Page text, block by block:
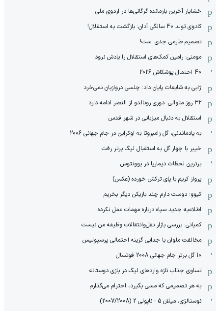
خشایار آخرین بازمانده گرگانی‌ها در اردوی ملی
کادوی تولد 40 سالگی آدان: بازگشت به استقلال!
تصمیم طارمی جدی است!
مومنی: رامین کمک‌های استقلال را یادش نرود
40 احتمال پوشکاش 2026
ژابی به شایعات پایان داد: چلسی دروازبان نمی‌خرد
۳۲ روز متوالی: دوری رونالدو از النصر ادامه دارد
استقلال به دنبال میزبانی در شهر قدس
به یادماندنی، گل زامبروتا به اوکراین در جام جهانی 2006
خیبر با چهار گل به استقبال لیگ برتر رفت
برترین لحظات دیماریا در یوونتوس
پرواز کریم با پای ترکش خورده (عکس)
کیوو: دوست دارم چند بازیکن دیگر بخریم
اطلاعیه جدید سپاه درباره مهمات عمل نکرده
کمپانی: بررسی بازار نقل‌وانتقالات وظیفه من نیست
مخالفت ملوان با جدایی گزینه احتمالی پرسپولیس
10 گل برتر جام جهانی 2008 فوتسال
تساوی جذاب تازه واردهای لیگ در بازی دوستانه
به هر تصمیمی که مسی بگیرد، احترام می‌گذارم
نوستالژی، میلان 5 - ناپولی 2 (2007/2008)